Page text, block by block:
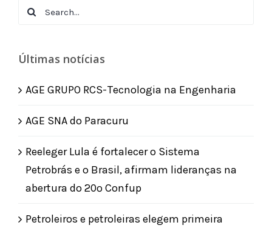
Search
Últimas notícias
AGE GRUPO RCS-Tecnologia na Engenharia
AGE SNA do Paracuru
Reeleger Lula é fortalecer o Sistema
Petrobrás e o Brasil, afirmam lideranças na
abertura do 20º Confup
Petroleiros e petroleiras elegem primeira